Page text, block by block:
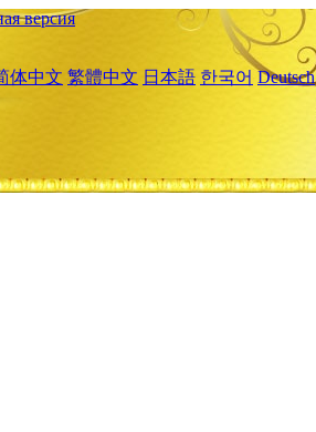
версия
体中文 繁體中文 日本語 한국어 Deutsch